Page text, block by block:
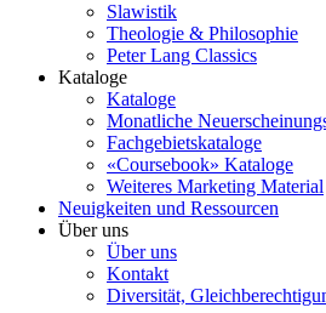
Slawistik
Theologie & Philosophie
Peter Lang Classics
Kataloge
Kataloge
Monatliche
Fachgebietskataloge
«Coursebook» Kataloge
Weiteres Marketing Material
Neuigkeiten und Ressourcen
Über uns
Über uns
Kontakt
Diversität,